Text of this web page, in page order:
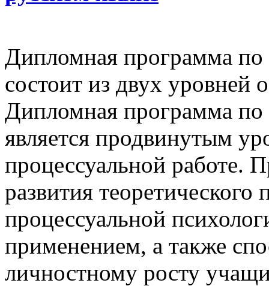
Дипломная программа по
состоит из двух уровней
Дипломная программа по
является продвинутым
процессуальной работе.
развития
процессуальной
применением, а также
личностному росту